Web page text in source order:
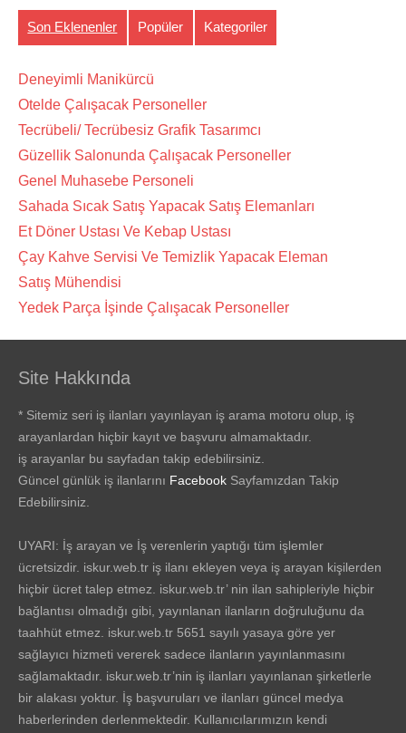
Son Eklenenler Popüler Kategoriler
Deneyimli Manikürcü
Otelde Çalışacak Personeller
Tecrübeli/ Tecrübesiz Grafik Tasarımcı
Güzellik Salonunda Çalışacak Personeller
Genel Muhasebe Personeli
Sahada Sıcak Satış Yapacak Satış Elemanları
Et Döner Ustası Ve Kebap Ustası
Çay Kahve Servisi Ve Temizlik Yapacak Eleman
Satış Mühendisi
Yedek Parça İşinde Çalışacak Personeller
Site Hakkında
* Sitemiz seri iş ilanları yayınlayan iş arama motoru olup, iş
arayanlardan hiçbir kayıt ve başvuru almamaktadır.
iş arayanlar bu sayfadan takip edebilirsiniz.
Güncel günlük iş ilanlarını Facebook Sayfamızdan Takip
Edebilirsiniz.
UYARI: İş arayan ve İş verenlerin yaptığı tüm işlemler
ücretsizdir. iskur.web.tr iş ilanı ekleyen veya iş arayan kişilerden
hiçbir ücret talep etmez. iskur.web.tr’ nin ilan sahipleriyle hiçbir
bağlantısı olmadığı gibi, yayınlanan ilanların doğruluğunu da
taahhüt etmez. iskur.web.tr 5651 sayılı yasaya göre yer
sağlayıcı hizmeti vererek sadece ilanların yayınlanmasını
sağlamaktadır. iskur.web.tr’nin iş ilanları yayınlanan şirketlerle
bir alakası yoktur. İş başvuruları ve ilanları güncel medya
haberlerinden derlenmektedir. Kullanıcılarımızın kendi